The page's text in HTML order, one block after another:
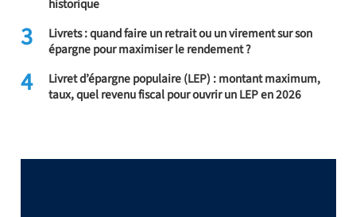
historique
3
Livrets : quand faire un retrait ou un virement sur son
épargne pour maximiser le rendement ?
4
Livret d’épargne populaire (LEP) : montant maximum,
taux, quel revenu fiscal pour ouvrir un LEP en 2026